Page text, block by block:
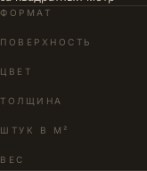
ФОРМАТ
ПОВЕРХНОСТЬ
ЦВЕТ
ТОЛЩИНА
ШТУК В М²
ВЕС